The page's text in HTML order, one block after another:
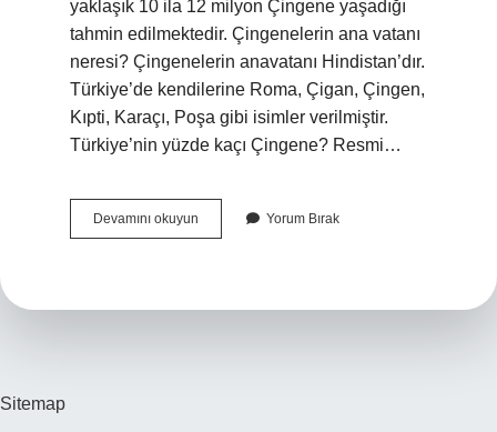
yaklaşık 10 ila 12 milyon Çingene yaşadığı
tahmin edilmektedir. Çingenelerin ana vatanı
neresi? Çingenelerin anavatanı Hindistan’dır.
Türkiye’de kendilerine Roma, Çigan, Çingen,
Kıpti, Karaçı, Poşa gibi isimler verilmiştir.
Türkiye’nin yüzde kaçı Çingene? Resmi…
Devamını okuyun
Çok
Yorum Bırak
Sitemap